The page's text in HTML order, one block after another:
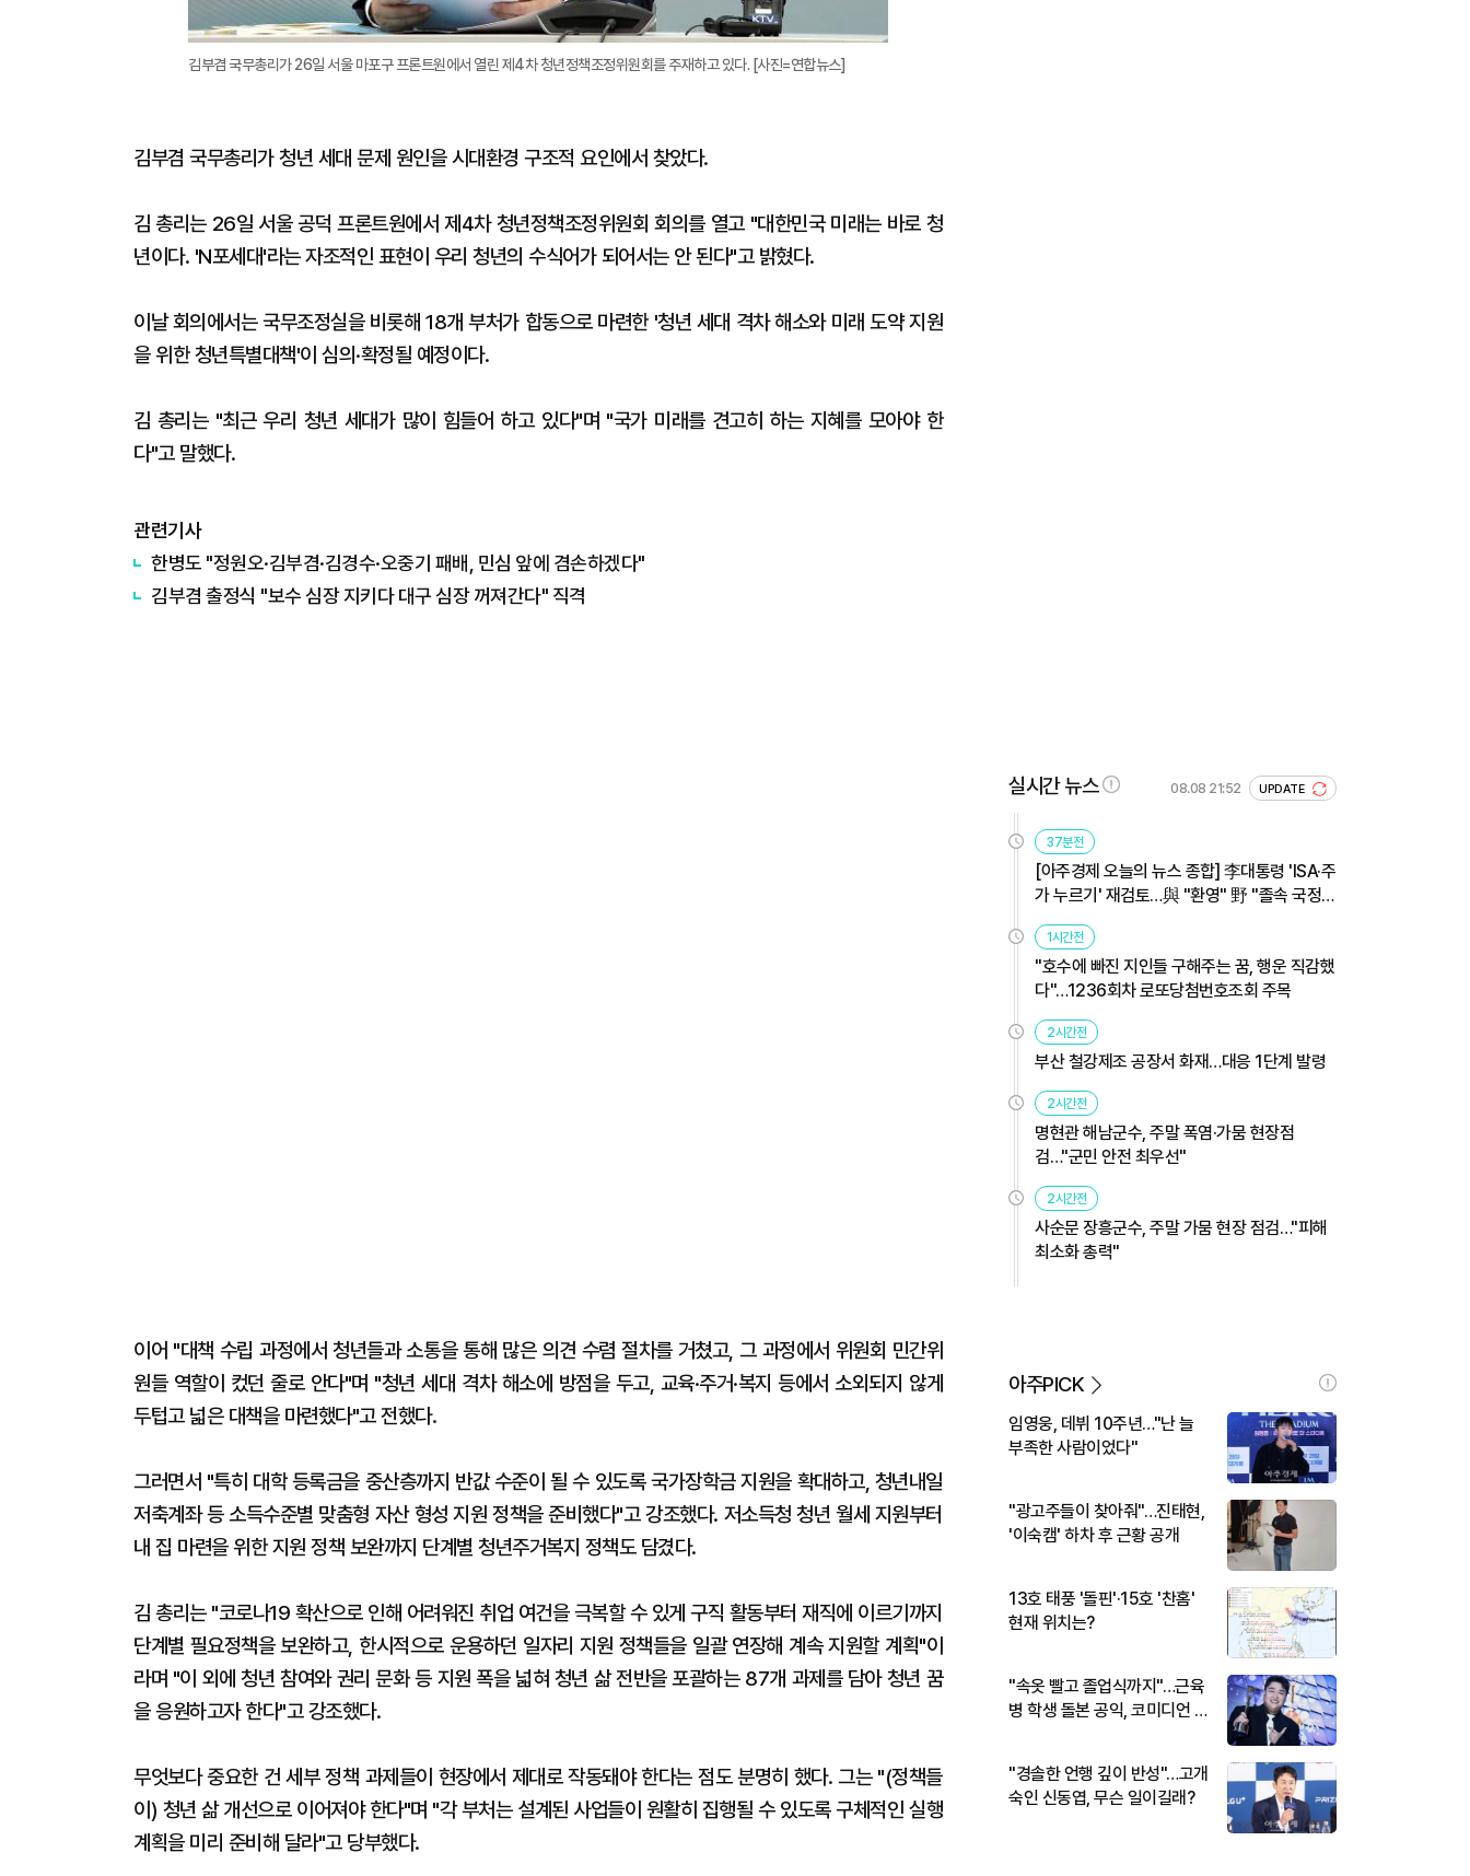
김부겸 국무총리가 26일 서울 마포구 프론트원에서 열린 제4차 청년정책조정위원회를 주재하고 있다. [사진=연합뉴스]
김부겸 국무총리가 청년 세대 문제 원인을 시대환경 구조적 요인에서 찾았다.
김 총리는 26일 서울 공덕 프론트원에서 제4차 청년정책조정위원회 회의를 열고 "대한민국 미래는 바로 청
년이다. 'N포세대'라는 자조적인 표현이 우리 청년의 수식어가 되어서는 안 된다"고 밝혔다.
이날 회의에서는 국무조정실을 비롯해 18개 부처가 합동으로 마련한 '청년 세대 격차 해소와 미래 도약 지원
을 위한 청년특별대책'이 심의·확정될 예정이다.
김 총리는 "최근 우리 청년 세대가 많이 힘들어 하고 있다"며 "국가 미래를 견고히 하는 지혜를 모아야 한
다"고 말했다.
관련기사
한병도 "정원오·김부겸·김경수·오중기 패배, 민심 앞에 겸손하겠다"
김부겸 출정식 "보수 심장 지키다 대구 심장 꺼져간다" 직격
이어 "대책 수립 과정에서 청년들과 소통을 통해 많은 의견 수렴 절차를 거쳤고, 그 과정에서 위원회 민간위
원들 역할이 컸던 줄로 안다"며 "청년 세대 격차 해소에 방점을 두고, 교육·주거·복지 등에서 소외되지 않게
두텁고 넓은 대책을 마련했다"고 전했다.
그러면서 "특히 대학 등록금을 중산층까지 반값 수준이 될 수 있도록 국가장학금 지원을 확대하고, 청년내일
저축계좌 등 소득수준별 맞춤형 자산 형성 지원 정책을 준비했다"고 강조했다. 저소득청 청년 월세 지원부터
내 집 마련을 위한 지원 정책 보완까지 단계별 청년주거복지 정책도 담겼다.
김 총리는 "코로나19 확산으로 인해 어려워진 취업 여건을 극복할 수 있게 구직 활동부터 재직에 이르기까지
단계별 필요정책을 보완하고, 한시적으로 운용하던 일자리 지원 정책들을 일괄 연장해 계속 지원할 계획"이
라며 "이 외에 청년 참여와 권리 문화 등 지원 폭을 넓혀 청년 삶 전반을 포괄하는 87개 과제를 담아 청년 꿈
을 응원하고자 한다"고 강조했다.
무엇보다 중요한 건 세부 정책 과제들이 현장에서 제대로 작동돼야 한다는 점도 분명히 했다. 그는 "(정책들
이) 청년 삶 개선으로 이어져야 한다"며 "각 부처는 설계된 사업들이 원활히 집행될 수 있도록 구체적인 실행
계획을 미리 준비해 달라"고 당부했다.
실시간 뉴스 08.08 21:52 UPDATE
37분전
[아주경제 오늘의 뉴스 종합] 李대통령 'ISA·주
가 누르기' 재검토…與 "환영" 野 "졸속 국정"
外
1시간전
"호수에 빠진 지인들 구해주는 꿈, 행운 직감했
다"…1236회차 로또당첨번호조회 주목
2시간전
부산 철강제조 공장서 화재…대응 1단계 발령
2시간전
명현관 해남군수, 주말 폭염·가뭄 현장점
검…"군민 안전 최우선"
2시간전
사순문 장흥군수, 주말 가뭄 현장 점검…"피해
최소화 총력"
아주PICK
임영웅, 데뷔 10주년…"난 늘
부족한 사람이었다"
"광고주들이 찾아줘"…진태현,
'이숙캠' 하차 후 근황 공개
13호 태풍 '돌핀'·15호 '찬홈'
현재 위치는?
"속옷 빨고 졸업식까지"…근육
병 학생 돌본 공익, 코미디언 김
"경솔한 언행 깊이 반성"…고개
숙인 신동엽, 무슨 일이길래?